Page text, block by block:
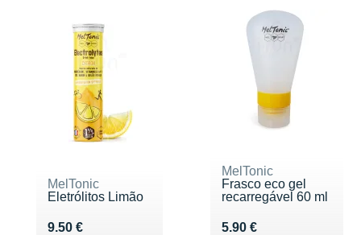
MelTonic
Eletrólitos Limão
9.50 €
Vendu 9.50 €
MelTonic
Frasco eco gel
recarregável 60 ml
5.90 €
Vendu 5.90 €